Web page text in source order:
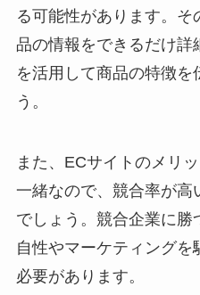
る可能性があります。
品の情報をできるだけ
を活用して商品の特徴を
う。
また、ECサイトのメリ
一緒なので、競合率が高
でしょう。競合企業に勝
自性やマーケティングを
必要があります。